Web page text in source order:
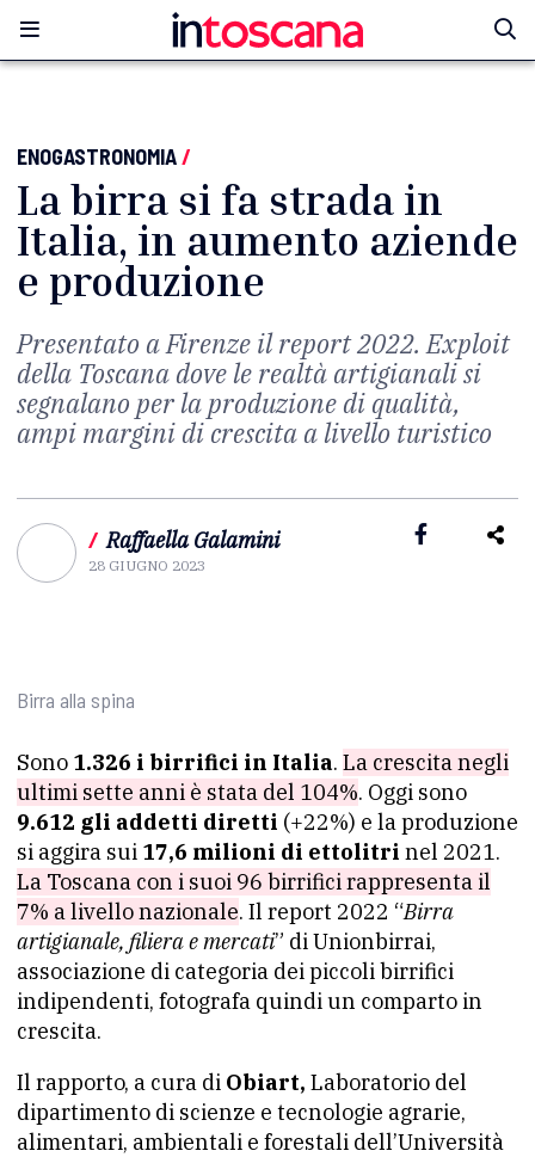
ENOGASTRONOMIA/
La birra si fa strada in
Italia, in aumento aziende
e produzione
Presentato a Firenze il report 2022. Exploit
della Toscana dove le realtà artigianali si
segnalano per la produzione di qualità,
ampi margini di crescita a livello turistico
/ Raffaella Galamini
28 GIUGNO 2023
Birra alla spina
Sono 1.326 i birrifici in Italia. La crescita negli
ultimi sette anni è stata del 104%. Oggi sono
9.612 gli addetti diretti (+22%) e la produzione
si aggira sui 17,6 milioni di ettolitri nel 2021.
La Toscana con i suoi 96 birrifici rappresenta il
7% a livello nazionale. Il report 2022 “Birra
artigianale, filiera e mercati” di Unionbirrai,
associazione di categoria dei piccoli birrifici
indipendenti, fotografa quindi un comparto in
crescita.
Il rapporto, a cura di Obiart, Laboratorio del
dipartimento di scienze e tecnologie agrarie,
alimentari, ambientali e forestali dell’Università